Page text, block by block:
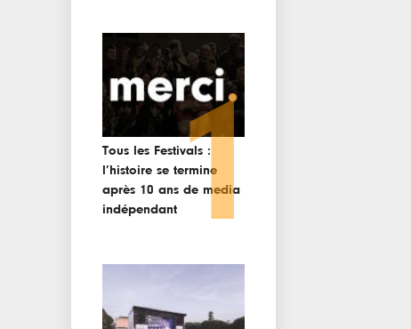
Tous les Festivals :
l’histoire se termine
après 10 ans de media
indépendant1